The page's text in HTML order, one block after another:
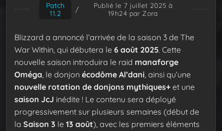
Patch
11.2
/
Publié le 7 juillet 2025 à
19h24 par Zora
Blizzard a annoncé l’arrivée de la saison 3 de The
War Within, qui débutera le 6 août 2025. Cette
nouvelle saison introduira le raid manaforge
Oméga , le donjon écodôme Al’dani , ainsi qu’une
nouvelle rotation de donjons mythiques+ et une
saison JcJ inédite ! Le contenu sera déployé
progressivement sur plusieurs semaines (début de
la Saison 3 le 13 août), avec les premiers éléments